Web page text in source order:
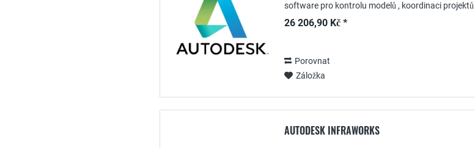
software pro kontrolu modelů , koordinaci projektů
26 206,90 Kč *
Porovnat
Záložka
AUTODESK INFRAWORKS